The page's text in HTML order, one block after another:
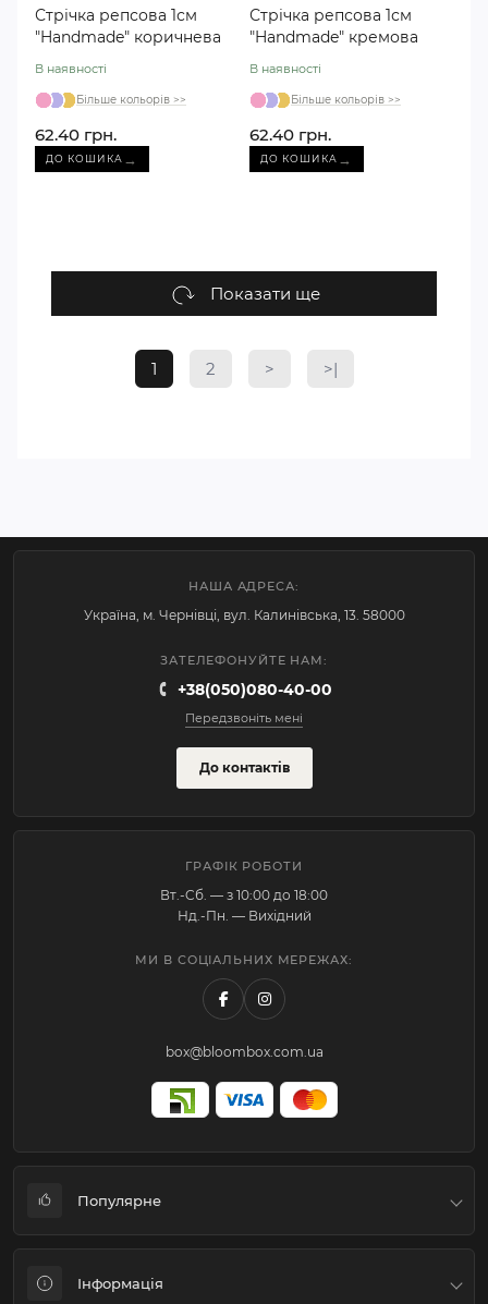
Стрічка репсова 1см
"Handmade" коричнева
В наявності
Більше кольорів >>
62.40 грн.
ДО КОШИКА →
Стрічка репсова 1см
"Handmade" кремова
В наявності
Більше кольорів >>
62.40 грн.
ДО КОШИКА →
Показати ще
1 2 > >|
НАША АДРЕСА:
Україна, м. Чернівці, вул. Калинівська, 13. 58000
ЗАТЕЛЕФОНУЙТЕ НАМ:
+38(050)080-40-00
Передзвоніть мені
До контактів
ГРАФІК РОБОТИ
Вт.-Cб. — з 10:00 до 18:00
Нд.-Пн. — Вихідний
МИ В СОЦІАЛЬНИХ МЕРЕЖАХ:
box@bloombox.com.ua
Популярне
Інформація